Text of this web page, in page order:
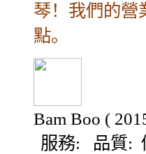
琴！我們的營
點。
Bam Boo (
服務: 品質: